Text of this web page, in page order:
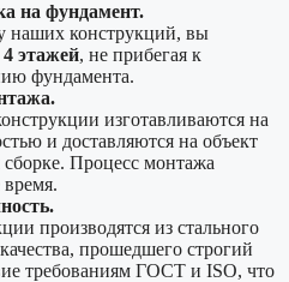
на фундамент.
наших конструкций, вы
4 этажей, не прибегая к
фундамента.
изготавливаются на
и доставляются на объект
Процесс монтажа
производятся из стального
прошедшего строгий
требованиям ГОСТ и ISO, что